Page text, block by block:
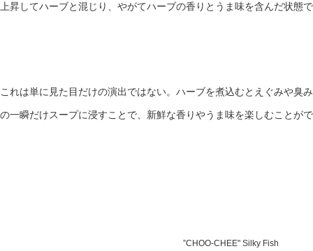
上昇してハーブと混じり、やがてハーブの香りとうま味を含んだ状態
これは単に見た目だけの演出ではない。ハーブを煮込むとえぐみや臭
の一瞬だけスープに浸すことで、新鮮な香りやうま味を楽しむことが
”CHOO-CHEE" Silky Fish